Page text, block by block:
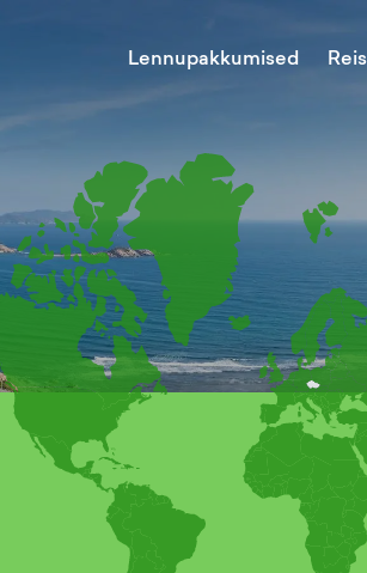
Lennupakkumised